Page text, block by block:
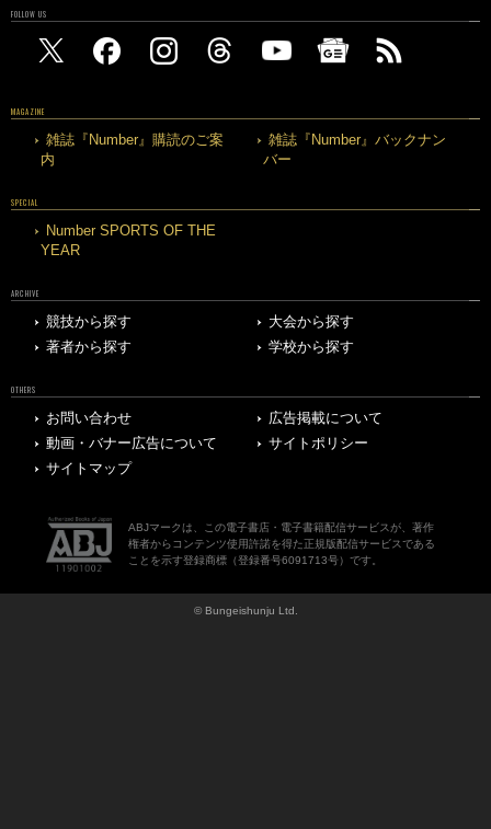
FOLLOW US
MAGAZINE
雑誌『Number』購読のご案
内
雑誌『Number』バックナン
バー
SPECIAL
Number SPORTS OF THE
YEAR
ARCHIVE
競技から探す
大会から探す
著者から探す
学校から探す
OTHERS
お問い合わせ
広告掲載について
動画・バナー広告について
サイトポリシー
サイトマップ
ABJマークは、この電子書店・電子書籍配信サービスが、著作
権者からコンテンツ使用許諾を得た正規版配信サービスである
ことを示す登録商標（登録番号6091713号）です。
© Bungeishunju Ltd.